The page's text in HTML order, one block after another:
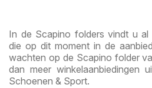
In de Scapino folders vindt u
die op dit moment in de
wachten op de Scapino folder
dan meer winkelaanbiedingen
Schoenen & Sport.